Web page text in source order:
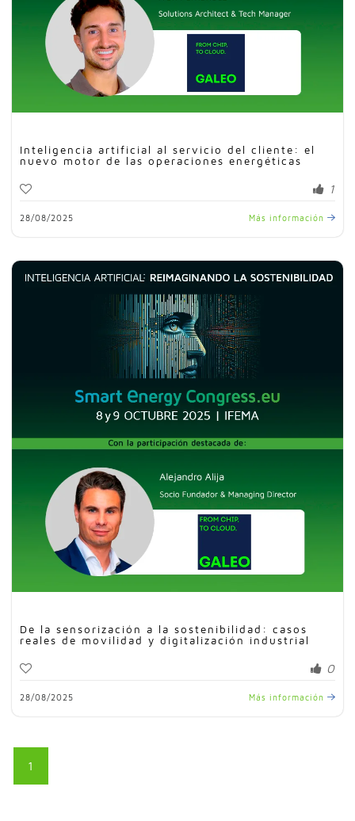
Inteligencia artificial al servicio del cliente: el
nuevo motor de las operaciones energéticas
1
28/08/2025 Más información
De la sensorización a la sostenibilidad: casos
reales de movilidad y digitalización industrial
0
28/08/2025 Más información
1